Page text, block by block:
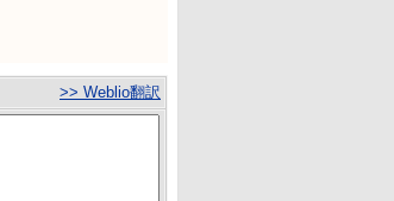
>> Weblio翻訳